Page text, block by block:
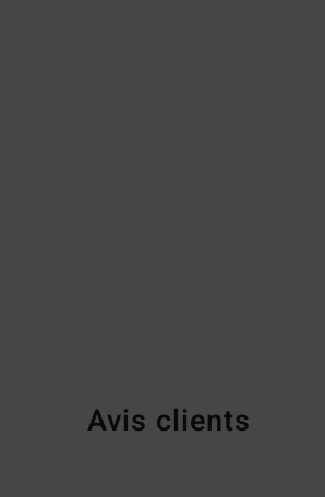
Avis clients